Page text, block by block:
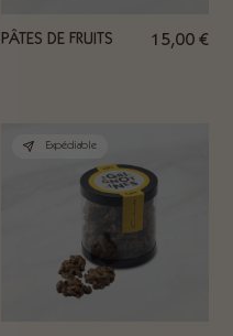
PÂTES DE FRUITS 15,00 €
Expédiable